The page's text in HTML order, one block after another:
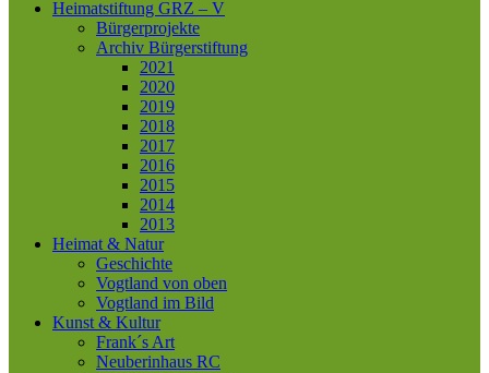
Heimatstiftung GRZ – V
Bürgerprojekte
Archiv Bürgerstiftung
2021
2020
2019
2018
2017
2016
2015
2014
2013
Heimat & Natur
Geschichte
Vogtland von oben
Vogtland im Bild
Kunst & Kultur
Frank´s Art
Neuberinhaus RC